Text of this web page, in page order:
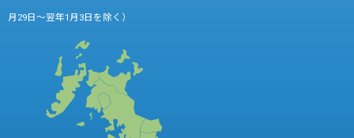
月29日～翌年1月3日を除く）